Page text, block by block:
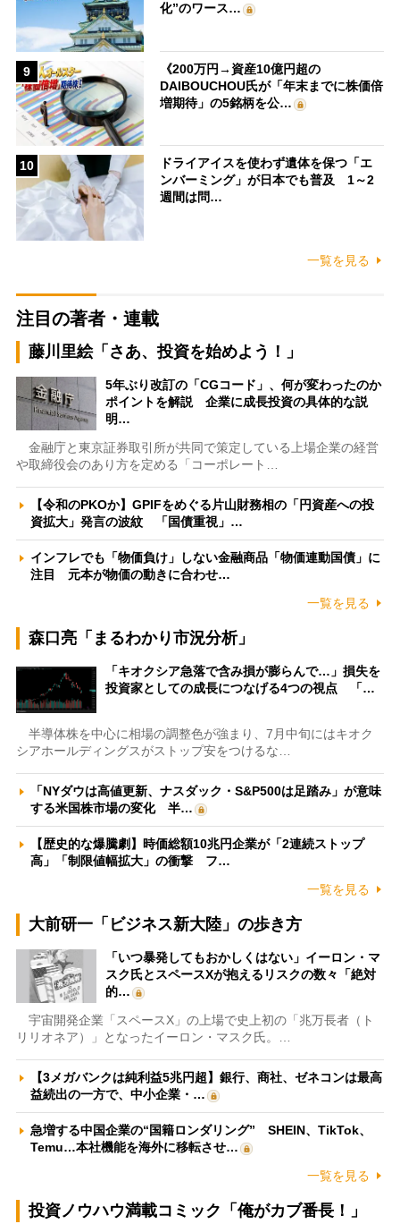
化”のワース…
9
《200万円→資産10億円超の
DAIBOUCHOU氏が「年末までに株価倍
増期待」の5銘柄を公…
10
ドライアイスを使わず遺体を保つ「エ
ンバーミング」が日本でも普及 1～2
週間は問…
一覧を見る
注目の著者・連載
藤川里絵「さあ、投資を始めよう！」
5年ぶり改訂の「CGコード」、何が変わったのか
ポイントを解説 企業に成長投資の具体的な説
明…
金融庁と東京証券取引所が共同で策定している上場企業の経営
や取締役会のあり方を定める「コーポレート…
【令和のPKOか】GPIFをめぐる片山財務相の「円資産への投
資拡大」発言の波紋 「国債重視」…
インフレでも「物価負け」しない金融商品「物価連動国債」に
注目 元本が物価の動きに合わせ…
一覧を見る
森口亮「まるわかり市況分析」
「キオクシア急落で含み損が膨らんで…」損失を
投資家としての成長につなげる4つの視点 「…
半導体株を中心に相場の調整色が強まり、7月中旬にはキオク
シアホールディングスがストップ安をつけるな…
「NYダウは高値更新、ナスダック・S&P500は足踏み」が意味
する米国株市場の変化 半…
【歴史的な爆騰劇】時価総額10兆円企業が「2連続ストップ
高」「制限値幅拡大」の衝撃 フ…
一覧を見る
大前研一「ビジネス新大陸」の歩き方
「いつ暴発してもおかしくはない」イーロン・マ
スク氏とスペースXが抱えるリスクの数々「絶対
的…
宇宙開発企業「スペースX」の上場で史上初の「兆万長者（ト
リリオネア）」となったイーロン・マスク氏。…
【3メガバンクは純利益5兆円超】銀行、商社、ゼネコンは最高
益続出の一方で、中小企業・…
急増する中国企業の“国籍ロンダリング” SHEIN、TikTok、
Temu…本社機能を海外に移転させ…
一覧を見る
投資ノウハウ満載コミック「俺がカブ番長！」